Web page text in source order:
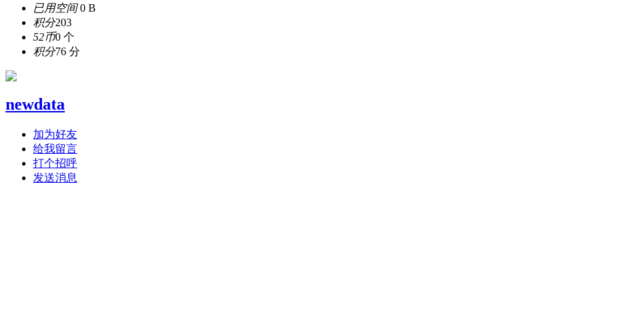
已用空间0 B
积分203
52币0 个
积分76 分
newdata
加为好友
给我留言
打个招呼
发送消息